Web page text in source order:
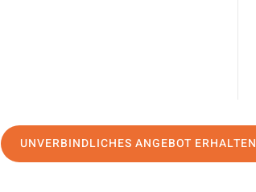
UNVERBINDLICHES ANGEBOT ERHALTEN